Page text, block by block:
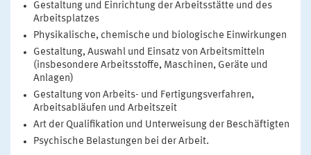
Gestaltung und Einrichtung der Arbeitsstätte und des
Arbeitsplatzes
Physikalische, chemische und biologische Einwirkungen
Gestaltung, Auswahl und Einsatz von Arbeitsmitteln
(insbesondere Arbeitsstoffe, Maschinen, Geräte und
Anlagen)
Gestaltung von Arbeits- und Fertigungsverfahren,
Arbeitsabläufen und Arbeitszeit
Art der Qualifikation und Unterweisung der Beschäftigten
Psychische Belastungen bei der Arbeit.